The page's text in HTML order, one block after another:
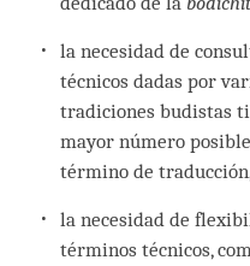
la necesidad de
técnicos dadas por
tradiciones budistas
mayor número
término de
la necesidad de
términos técnicos,